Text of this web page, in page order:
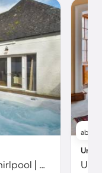
Unterkunft mit Garten und Whirlpool | Gartenblick
ab